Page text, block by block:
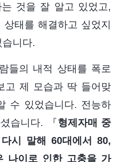
것을 잘 알고 있었고,
태를 해결하고 싶었지
니다.
들의 내적 상태를 폭로
고 제 모습과 딱 들어맞
수 있었습니다. 전능하
습니다. 『형제자매 중
시 말해 60대에서 80,
나이로 인한 고충을 가